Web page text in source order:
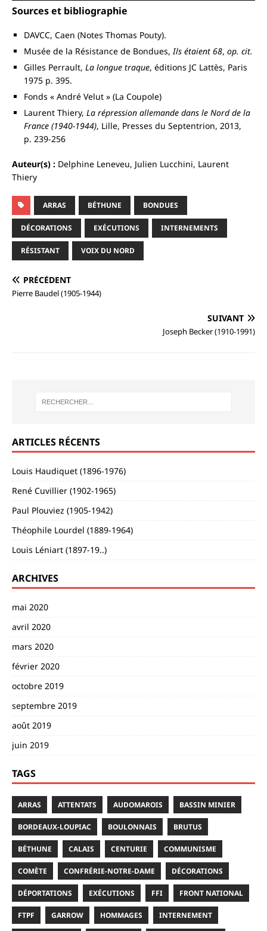
Sources et bibliographie
DAVCC, Caen (Notes Thomas Pouty).
Musée de la Résistance de Bondues, Ils étaient 68, op. cit.
Gilles Perrault, La longue traque, éditions JC Lattès, Paris
1975 p. 395.
Fonds « André Velut » (La Coupole)
Laurent Thiery, La répression allemande dans le Nord de la
France (1940-1944), Lille, Presses du Septentrion, 2013,
p. 239-256
Auteur(s) : Delphine Leneveu, Julien Lucchini, Laurent
Thiery
ARRAS BÉTHUNE BONDUES
DÉCORATIONS EXÉCUTIONS INTERNEMENTS
RÉSISTANT VOIX DU NORD
PRÉCÉDENT
Pierre Baudel (1905-1944)
SUIVANT
Joseph Becker (1910-1991)
ARTICLES RÉCENTS
Louis Haudiquet (1896-1976)
René Cuvillier (1902-1965)
Paul Plouviez (1905-1942)
Théophile Lourdel (1889-1964)
Louis Léniart (1897-19..)
ARCHIVES
mai 2020
avril 2020
mars 2020
février 2020
octobre 2019
septembre 2019
août 2019
juin 2019
TAGS
ARRAS ATTENTATS AUDOMAROIS BASSIN MINIER
BORDEAUX-LOUPIAC BOULONNAIS BRUTUS
BÉTHUNE CALAIS CENTURIE COMMUNISME
COMÈTE CONFRÉRIE-NOTRE-DAME DÉCORATIONS
DÉPORTATIONS EXÉCUTIONS FFI FRONT NATIONAL
FTPF GARROW HOMMAGES INTERNEMENT